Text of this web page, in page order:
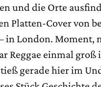
und die Orte
Platten-Cover von
in London. Moment,
Reggae einmal
gerade hier im